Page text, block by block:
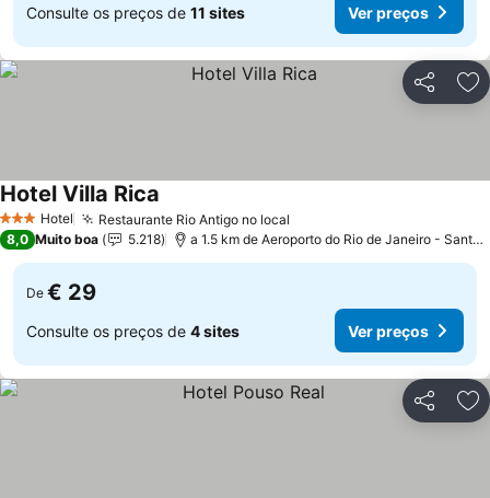
Consulte os preços de 11 sites Ver preços
Partilhar
3 EstrelasHotel Restaurante Rio Antigo no local
Hotel Villa Rica
8,0 Muito boa 5.218 a 1.5 km de Aeroporto do Rio de Janeiro - Santos Dumont
De € 29
Consulte os preços de 4 sites Ver preços
Partilhar